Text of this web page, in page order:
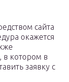
сайта
окажется
в котором в
заявку с